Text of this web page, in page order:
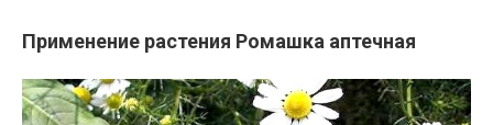
Применение растения Ромашка аптечная